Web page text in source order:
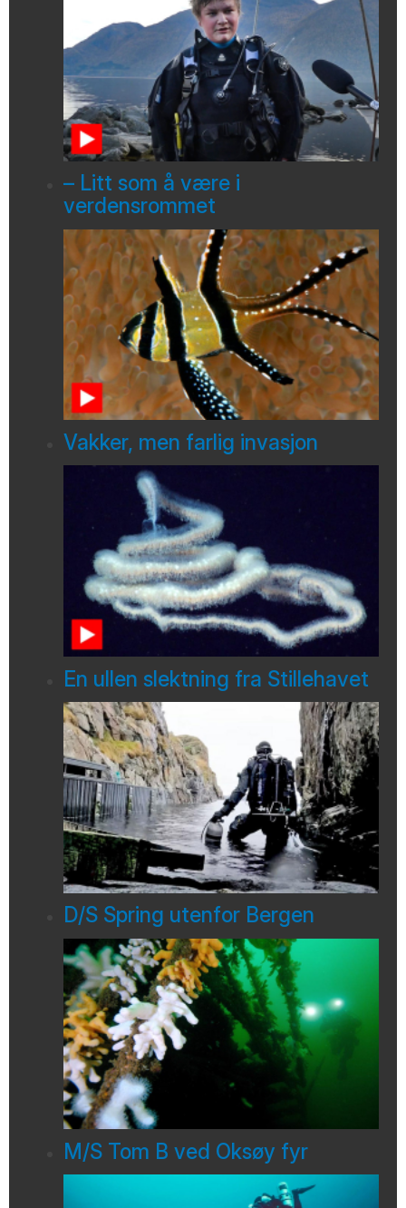
– Litt som å være i
verdensrommet
Vakker, men farlig invasjon
En ullen slektning fra Stillehavet
D/S Spring utenfor Bergen
M/S Tom B ved Oksøy fyr